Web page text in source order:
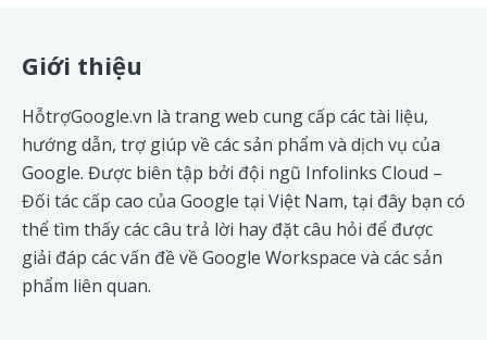
Footer
Giới thiệu
HỗtrợGoogle.vn là trang web cung cấp các tài liệu,
hướng dẫn, trợ giúp về các sản phẩm và dịch vụ của
Google. Được biên tập bởi đội ngũ Infolinks Cloud –
Đối tác cấp cao của Google tại Việt Nam, tại đây bạn có
thể tìm thấy các câu trả lời hay đặt câu hỏi để được
giải đáp các vấn đề vềGoogle Workspace và các sản
phẩm liên quan.